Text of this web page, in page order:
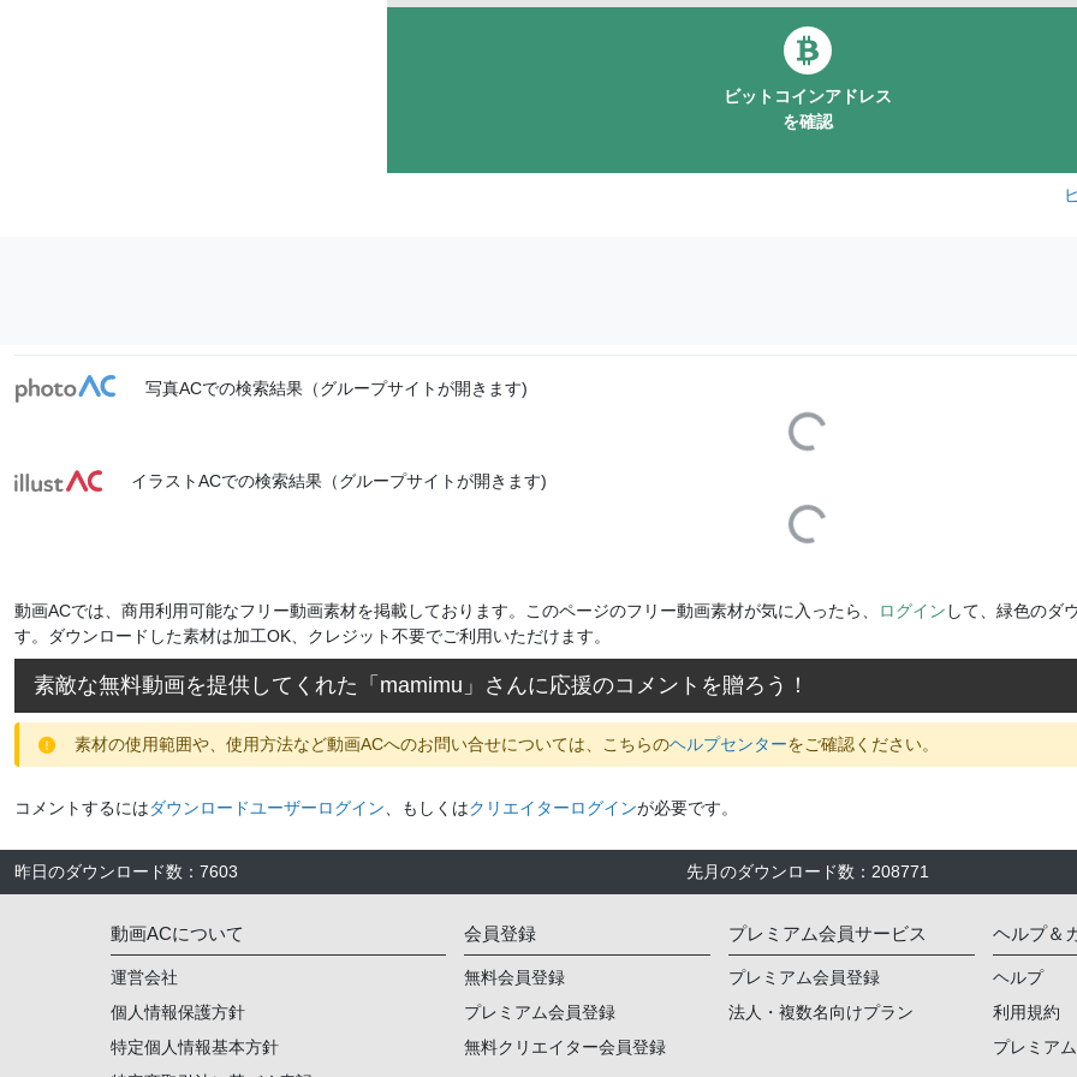
ビットコインアドレス
を確認
写真ACでの検索結果（グループサイトが開きます)
Loading...
イラストACでの検索結果（グループサイトが開きます)
Loading...
動画ACでは、商用利用可能なフリー動画素材を掲載しております。このページのフリー動画素材が気に入ったら、 ログイン して、緑色のダ
す。ダウンロードした素材は加工OK、クレジット不要でご利用いただけます。
素敵な無料動画を提供してくれた「 mamimu 」さんに応援のコメントを贈ろう！
素材の使用範囲や、使用方法など動画ACへのお問い合せについては、こちらのヘルプセンターをご確認ください。
コメントするにはダウンロードユーザーログイン 、もしくはクリエイターログインが必要です。
昨日のダウンロード数 ： 7603 先月のダウンロード数 ： 208771
動画ACについて
運営会社
個人情報保護方針
特定個人情報基本方針
会員登録
無料会員登録
プレミアム会員登録
無料クリエイター会員登録
プレミアム会員サービス
プレミアム会員登録
法人・複数名向けプラン
ヘルプ＆
ヘルプ
利用規約
プレミア